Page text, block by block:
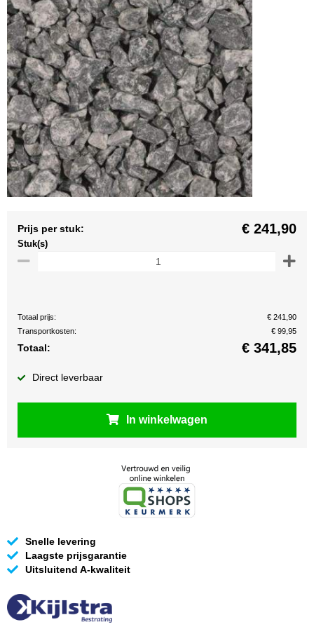
Prijs per stuk: € 241,90
Stuk(s)
Totaal prijs:
€ 241,90
Transportkosten:
€ 99,95
Totaal: € 341,85
Direct leverbaar
In winkelwagen
Snelle levering
Laagste prijsgarantie
Uitsluitend A-kwaliteit